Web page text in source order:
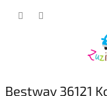
Bestway 36121